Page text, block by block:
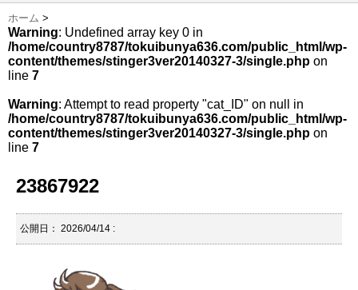
ホーム >
Warning: Undefined array key 0 in
/home/country8787/tokuibunya636.com/public_html/wp-
content/themes/stinger3ver20140327-3/single.php on
line 7
Warning: Attempt to read property "cat_ID" on null in
/home/country8787/tokuibunya636.com/public_html/wp-
content/themes/stinger3ver20140327-3/single.php on
line 7
23867922
公開日： 2026/04/14 :